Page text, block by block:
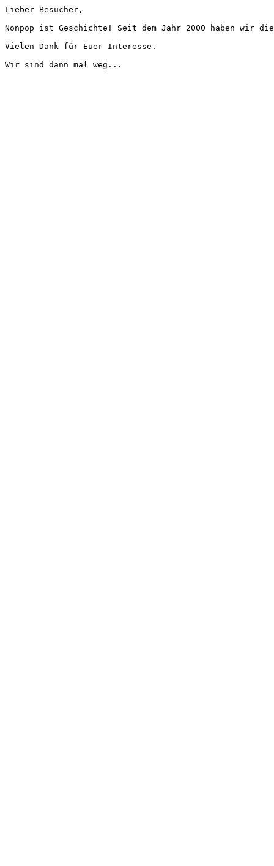
Lieber Besucher,
Nonpop ist Geschichte! Seit dem Jahr 2000 haben wir
Vielen Dank für Euer Interesse.
Wir sind dann mal weg...